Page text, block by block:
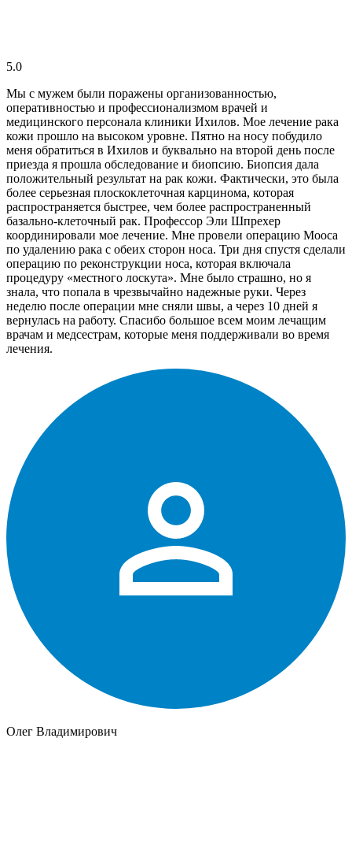
5.0
Мы с мужем были поражены организованностью,
оперативностью и профессионализмом врачей и
медицинского персонала клиники Ихилов. Мое лечение рака
кожи прошло на высоком уровне. Пятно на носу побудило
меня обратиться в Ихилов и буквально на второй день после
приезда я прошла обследование и биопсию. Биопсия дала
положительный результат на рак кожи. Фактически, это была
более серьезная плоскоклеточная карцинома, которая
распространяется быстрее, чем более распространенный
базально-клеточный рак. Профессор Эли Шпрехер
координировали мое лечение. Мне провели операцию Мооса
по удалению рака с обеих сторон носа. Три дня спустя сделали
операцию по реконструкции носа, которая включала
процедуру «местного лоскута». Мне было страшно, но я
знала, что попала в чрезвычайно надежные руки. Через
неделю после операции мне сняли швы, а через 10 дней я
вернулась на работу. Спасибо большое всем моим лечащим
врачам и медсестрам, которые меня поддерживали во время
лечения.
Олег Владимирович